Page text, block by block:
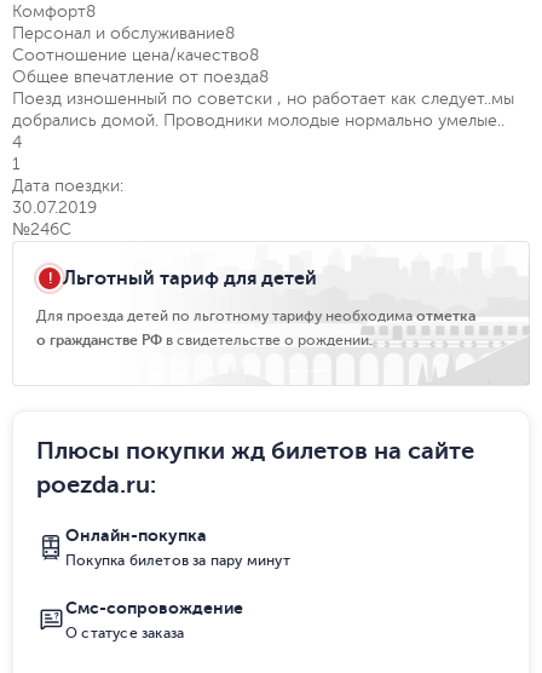
Комфорт8
Персонал и обслуживание8
Соотношение цена/качество8
Общее впечатление от поезда8
Поезд изношенный по советски , но работает как следует..мы
добрались домой. Проводники молодые нормально умелые..
4
1
Дата поездки:
30.07.2019
№246С
Льготный тариф для детей
Для проезда детей по льготному тарифу необходима отметка
о гражданстве РФ в свидетельстве о рождении.
Плюсы покупки жд билетов на сайте
poezda.ru:
Онлайн-покупка
Покупка билетов за пару минут
Смс-сопровождение
О статусе заказа